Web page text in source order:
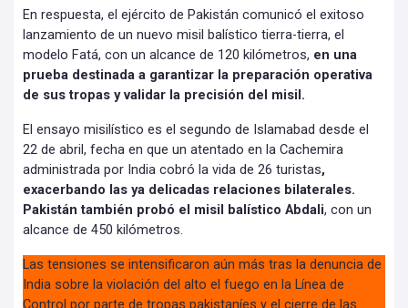
En respuesta, el ejército de Pakistán comunicó el exitoso
lanzamiento de un nuevo misil balístico tierra-tierra, el
modelo Fatá, con un alcance de 120 kilómetros, en una
prueba destinada a garantizar la preparación operativa
de sus tropas y validar la precisión del misil.
El ensayo misilístico es el segundo de Islamabad desde el
22 de abril, fecha en que un atentado en la Cachemira
administrada por India cobró la vida de 26 turistas,
exacerbando las ya delicadas relaciones bilaterales.
Pakistán también probó el misil balístico Abdali, con un
alcance de 450 kilómetros.
Las tensiones se intensificaron aún más tras la denuncia de
India sobre la violación del alto el fuego en la Línea de